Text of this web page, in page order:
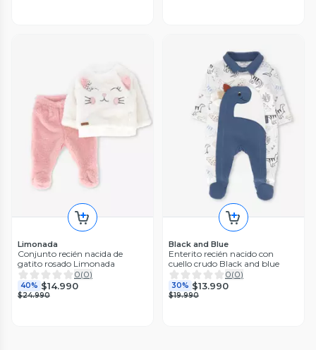
Limonada
Conjunto recién nacida de
gatito rosado Limonada
0(0)
40% $14.990
$24.990
Black and Blue
Enterito recién nacido con
cuello crudo Black and blue
0(0)
30% $13.990
$19.990